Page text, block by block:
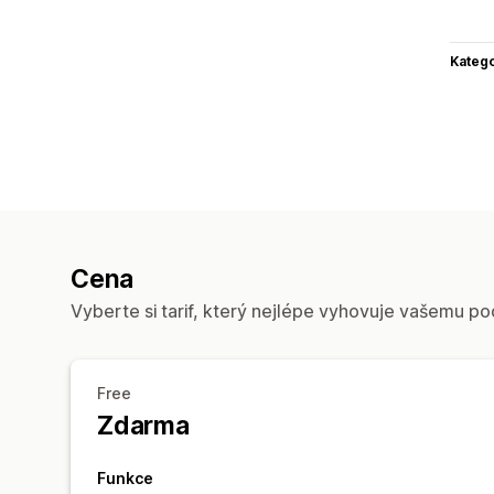
Cena
Vyberte si tarif, který nejlépe vyhovuje vašemu
Free
Zdarma
Funkce